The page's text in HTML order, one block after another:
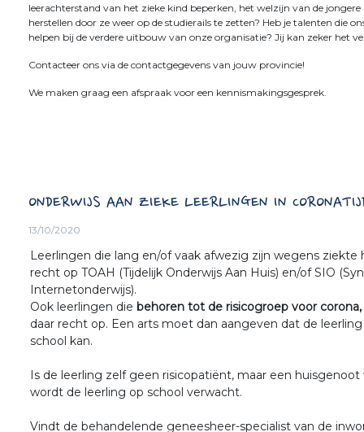
leerachterstand van het zieke kind beperken, het welzijn van de jongere
herstellen door ze weer op de studierails te zetten? Heb je talenten die
helpen bij de verdere uitbouw van onze organisatie? Jij kan zeker het
Contacteer ons via de contactgegevens van jouw provincie!
We maken graag een afspraak voor een kennismakingsgesprek.
ONDERWIJS AAN ZIEKE LEERLINGEN IN
13/10/2020
Leerlingen die lang en/of vaak afwezig zijn wegens ziekte
recht op TOAH (Tijdelijk Onderwijs Aan Huis) en/of SIO
Internetonderwijs).
Ook leerlingen die behoren tot de risicogroep voor corona,
daar recht op. Een arts moet dan aangeven dat de
school kan.
Is de leerling zelf geen risicopatiënt, maar een huisgenoot
wordt de leerling op school verwacht.
Vindt de behandelende geneesheer-specialist van de